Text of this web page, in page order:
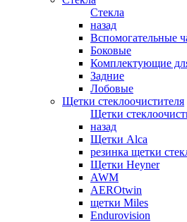
Стекла
назад
Вспомогательные
Боковые
Комплектующие
Задние
Лобовые
Щетки стеклоочистителя
Щетки
назад
Щетки Alca
резинка щетки
Щетки Heyner
AWM
AEROtwin
щетки Miles
Endurovision